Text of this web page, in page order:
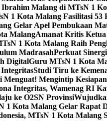
Malang di MTsN 1
1 Kota Malang Fasilitasi
Gelar Apel Pembukaan
MalangAmanat Kritis
1 Kota Malang Raih
MadrasahPerkuat
DigitalGuru MTsN 1 Kota
Studi Tiru ke
Menguat! Mengintip
Integritas, Wamenag RI
ke O2SN Provinsi
1 Kota Malang Gelar Rapat
MTsN 1 Kota Malang